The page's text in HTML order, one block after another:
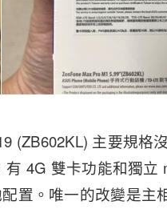
(ZB602KL) 主要規格
4G 雙卡功能和獨立
置。唯一的改變是主